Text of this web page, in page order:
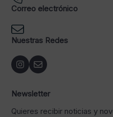
Correo electrónico
Nuestras Redes
Newsletter
Quieres recibir noticias y